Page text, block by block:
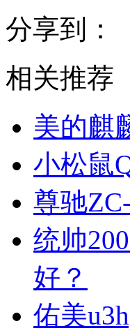
分享到：
相关推荐
美的麒
小松鼠
尊驰
统帅
好？
佑美